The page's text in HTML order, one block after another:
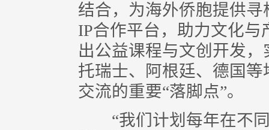
结合，为海外侨胞提供
IP合作平台，助力文化
出公益课程与文创开发
托瑞士、阿根廷、德国
交流的重要“落脚点”。
“我们计划每年在不同